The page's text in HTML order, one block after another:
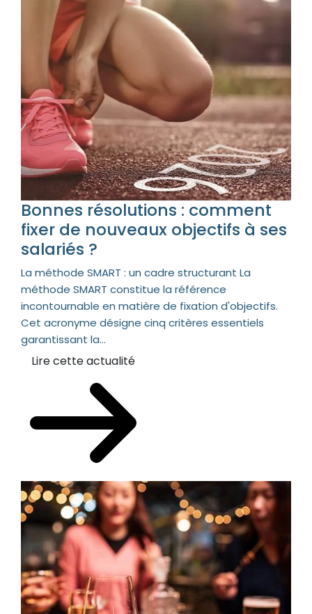
Bonnes résolutions : comment
fixer de nouveaux objectifs à ses
salariés ?
La méthode SMART : un cadre structurant La
méthode SMART constitue la référence
incontournable en matière de fixation d'objectifs.
Cet acronyme désigne cinq critères essentiels
garantissant la...
Lire cette actualité